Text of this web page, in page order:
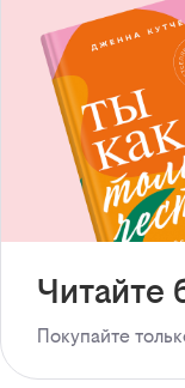
Читайте
Покупайте